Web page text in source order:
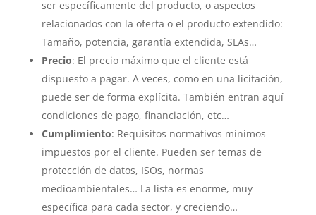
ser específicamente del producto, o aspectos
relacionados con la oferta o el producto extendido:
Tamaño, potencia, garantía extendida, SLAs…
Precio: El precio máximo que el cliente está
dispuesto a pagar. A veces, como en una licitación,
puede ser de forma explícita. También entran aquí
condiciones de pago, financiación, etc…
Cumplimiento: Requisitos normativos mínimos
impuestos por el cliente. Pueden ser temas de
protección de datos, ISOs, normas
medioambientales… La lista es enorme, muy
específica para cada sector, y creciendo…